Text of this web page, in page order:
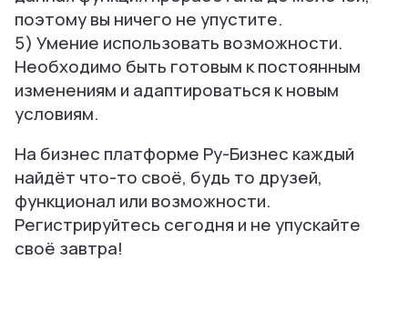
поэтому вы ничего не упустите.
5) Умение использовать возможности.
Необходимо быть готовым к постоянным
изменениям и адаптироваться к новым
условиям.
На бизнес платформе Ру-Бизнес каждый
найдёт что-то своё, будь то друзей,
функционал или возможности.
Регистрируйтесь сегодня и не упускайте
своё завтра!